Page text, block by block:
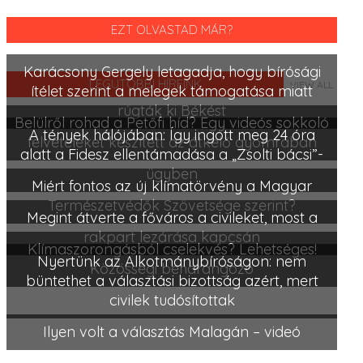
EZT OLVASTAD MÁR?
LEGUTÓBBI HÍREINK VIEW ALL
Karácsony Gergely letagadja, hogy bírósági
ítélet szerint a melegek támogatása miatt
rúgták ki Békést
Belülről rohad a Petőfi híd? Egy videós sokkoló
felvételeket készített az átkelő gyomrában
A tények hálójában: Így ingott meg 24 óra
alatt a Fidesz ellentámadása a „Zsolti bácsi”-
ügyben
Miért fontos az új klímatörvény a Magyar
Természetvédők Szövetsége szerint?
Megint átverte a főváros a civileket, most a
rakpart lezárása kapcsán
Klímaszorongásból cselekvés? Lehetséges!
Közösségi beharangozó
Nyertünk az Alkotmánybíróságon: nem
büntethet a választási bizottság azért, mert
civilek tudósítottak
Ilyen volt a választás Malagán – videó